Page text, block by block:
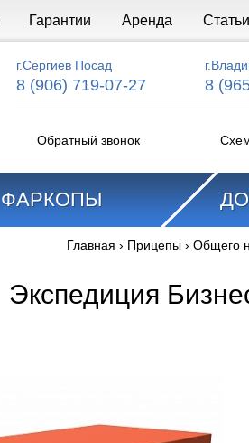
Гарантии Аренда Статьи
г.Сергиев Посад
8 (906) 719-07-27 8
Обратный звонок
ФАРКОПЫ
Главная › Прицепы› Общего
Экспедиция